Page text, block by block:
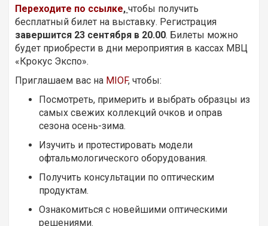
Переходите по ссылке, чтобы получить
бесплатный билет на выставку. Регистрация
завершится 23 сентября в 20.00. Билеты можно
будет приобрести в дни мероприятия в кассах МВЦ
«Крокус Экспо».
Приглашаем вас на MIOF, чтобы:
Посмотреть, примерить и выбрать образцы из
самых свежих коллекций очков и оправ
сезона осень-зима.
Изучить и протестировать модели
офтальмологического оборудования.
Получить консультации по оптическим
продуктам.
Ознакомиться с новейшими оптическими
решениями.